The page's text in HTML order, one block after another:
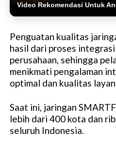
Video Rekomendasi Untuk
Penguatan kualitas
hasil dari proses
perusahaan, sehingga
menikmati pengalaman
optimal dan kualitas
Saat ini, jaringan
lebih dari 400 kota dan
seluruh Indonesia.